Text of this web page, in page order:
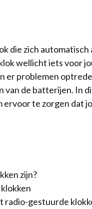
die zich automatisch
wellicht iets voor
er problemen
van de batterijen. In
ervoor te zorgen dat
zijn?
radio-gestuurde